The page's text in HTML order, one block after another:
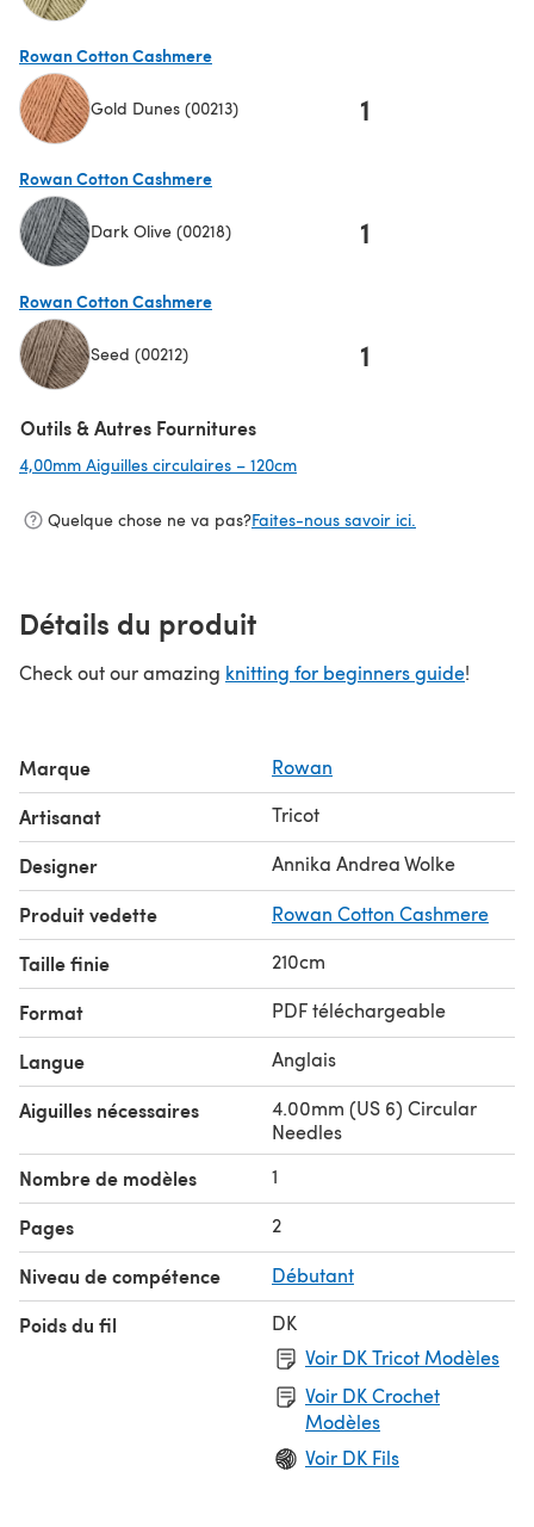
Rowan Cotton Cashmere
Gold Dunes (00213) 1
Rowan Cotton Cashmere
Dark Olive (00218) 1
Rowan Cotton Cashmere
Seed (00212) 1
Outils & Autres Fournitures
4,00mm Aiguilles circulaires – 120cm
Quelque chose ne va pas?Faites-nous savoir ici.
Détails du produit
Check out our amazing knitting for beginners guide!
Marque Rowan
Artisanat Tricot
Designer Annika Andrea Wolke
Produit vedette Rowan Cotton Cashmere
Taille finie 210cm
Format PDF téléchargeable
Langue Anglais
Aiguilles nécessaires
4.00mm (US 6) Circular
Needles
Nombre de modèles 1
Pages 2
Niveau de compétence Débutant
Poids du fil
DK
Voir DK Tricot Modèles
Voir DK Crochet
Modèles
Voir DK Fils